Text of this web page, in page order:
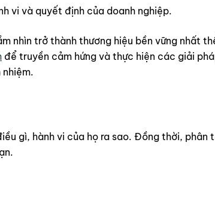
vi và quyết định của doanh nghiệp.
nhìn trở thành thương hiệu bền vững nhất
để truyền cảm hứng và thực hiện các giải
gì, hành vi của họ ra sao. Đồng thời,